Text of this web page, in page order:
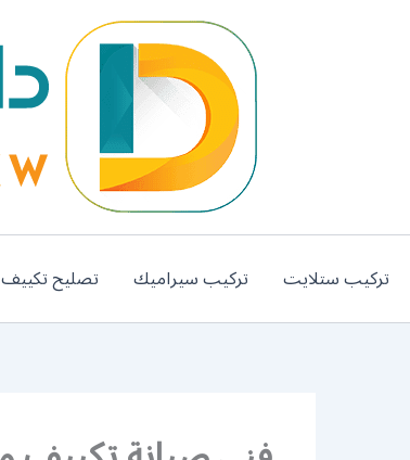
تركيب ستلايت تركيب سيراميك تصليح تكييف